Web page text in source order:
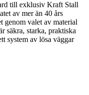
till exklusiv Kraft Stall
av mer än 40 års
genom valet av material
säkra, starka, praktiska
system av lösa väggar